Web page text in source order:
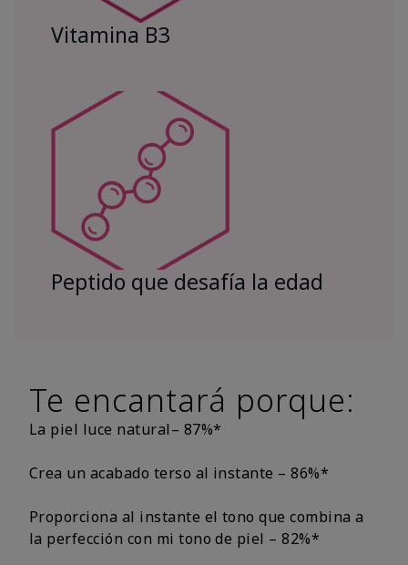
Vitamina B3
Peptido que desafía la edad
Te encantará porque:
La piel luce natural– 87%*
Crea un acabado terso al instante – 86%*
Proporciona al instante el tono que combina a
la perfección con mi tono de piel – 82%*